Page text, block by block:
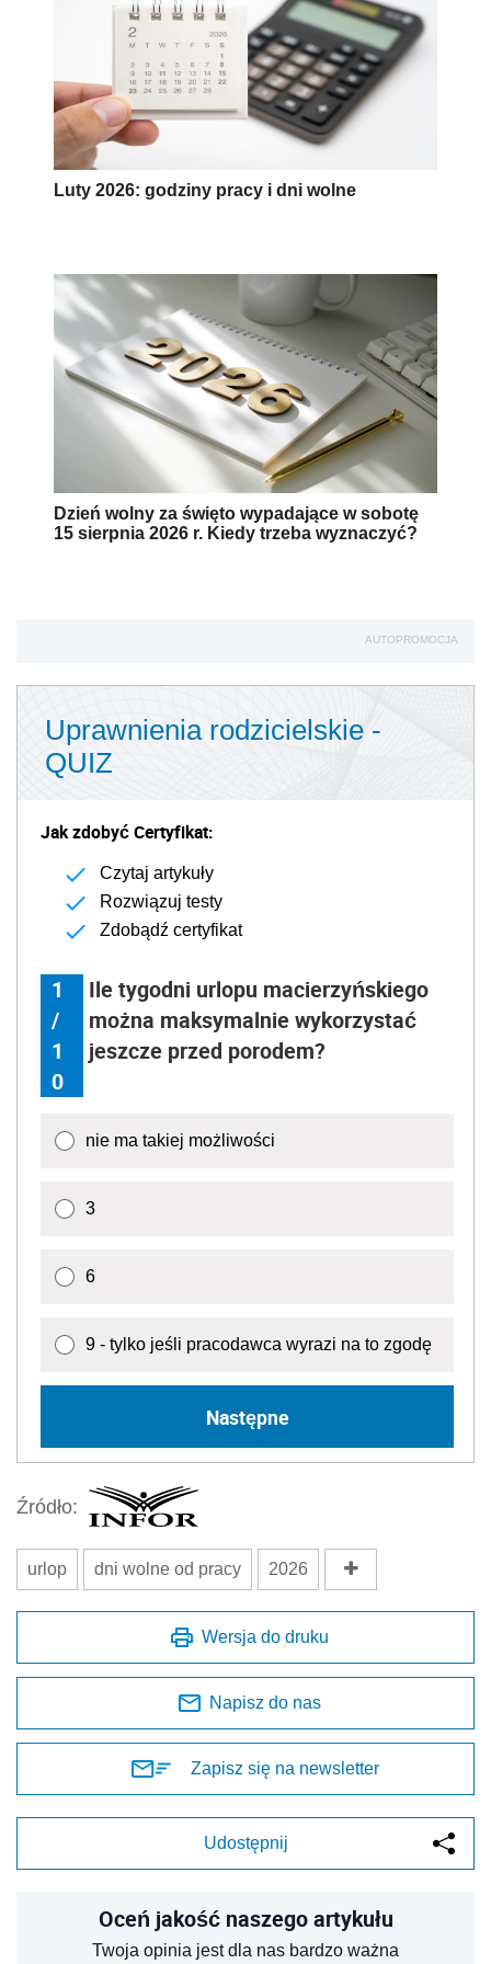
Luty 2026: godziny pracy i dni wolne
Dzień wolny za święto wypadające w sobotę
15 sierpnia 2026 r. Kiedy trzeba wyznaczyć?
AUTOPROMOCJA
Uprawnienia rodzicielskie -
QUIZ
Jak zdobyć Certyfikat:
Czytaj artykuły
Rozwiązuj testy
Zdobądź certyfikat
1
/
1
0
Ile tygodni urlopu macierzyńskiego
można maksymalnie wykorzystać
jeszcze przed porodem?
nie ma takiej możliwości
3
6
9 - tylko jeśli pracodawca wyrazi na to zgodę
Następne
Źródło:
urlop dni wolne od pracy 2026
Wersja do druku
Napisz do nas
Zapisz się na newsletter
Udostępnij
Oceń jakość naszego artykułu
Twoja opinia jest dla nas bardzo ważna